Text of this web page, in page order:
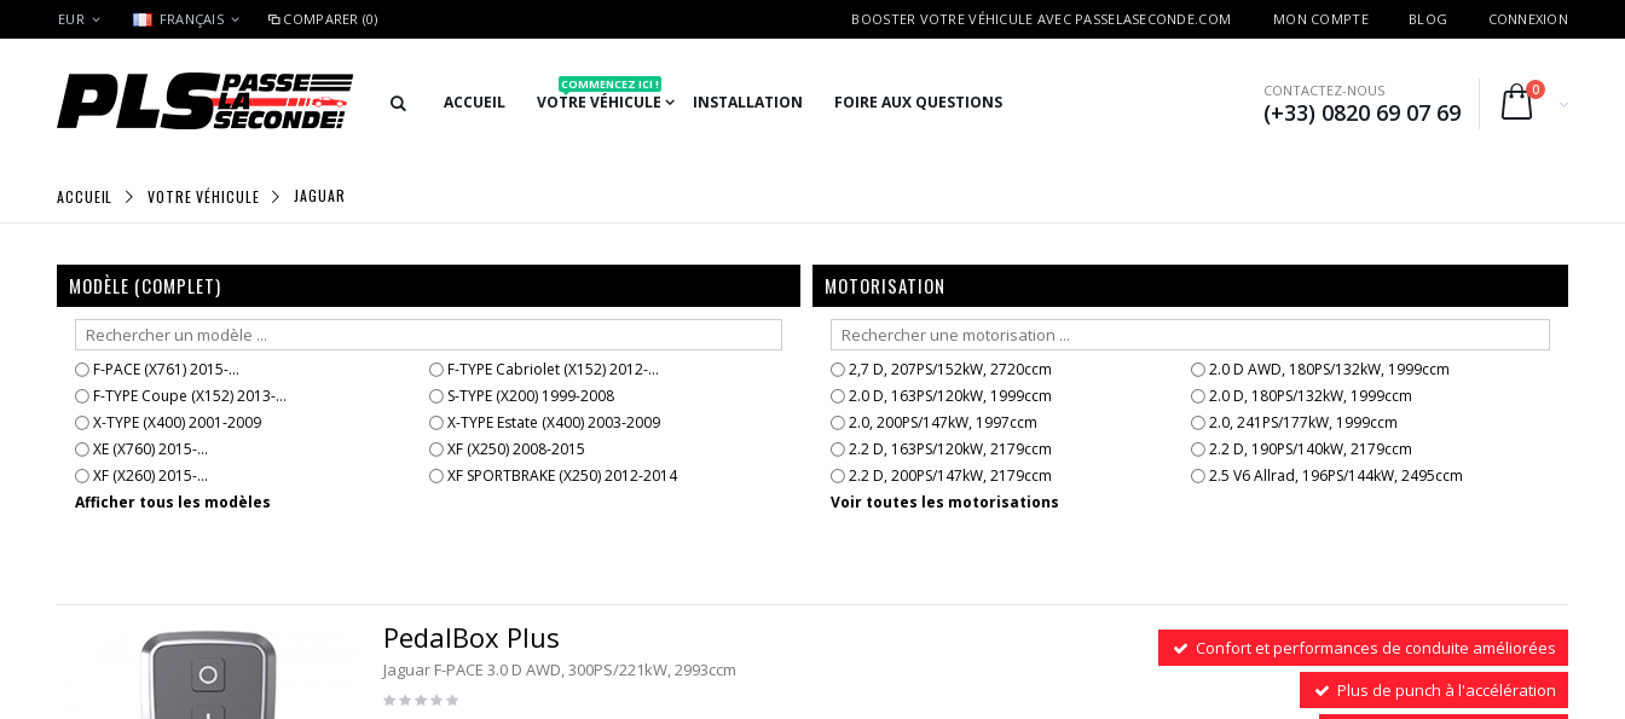
EUR FRANÇAIS COMPARER (0) MON COMPTE BLOG CONNEXION
BOOSTER VOTRE VÉHICULE AVEC PASSELASECONDE.COM
CONTACTEZ-NOUS
(+33) 0820 69 07 69
0
ACCUEIL VOTRE VÉHICULE
COMMENCEZ ICI !
INSTALLATION FOIRE AUX QUESTIONS
ACCUEIL VOTRE VÉHICULE JAGUAR
MODÈLE (COMPLET)
F-PACE (X761) 2015-...
F-TYPE Cabriolet (X152) 2012-...
F-TYPE Coupe (X152) 2013-...
S-TYPE (X200) 1999-2008
X-TYPE (X400) 2001-2009
X-TYPE Estate (X400) 2003-2009
XE (X760) 2015-...
XF (X250) 2008-2015
XF (X260) 2015-...
XF SPORTBRAKE (X250) 2012-2014
Afficher tous les modèles
MOTORISATION
2,7 D, 207PS/152kW, 2720ccm
2.0 D AWD, 180PS/132kW, 1999ccm
2.0 D, 163PS/120kW, 1999ccm
2.0 D, 180PS/132kW, 1999ccm
2.0, 200PS/147kW, 1997ccm
2.0, 241PS/177kW, 1999ccm
2.2 D, 163PS/120kW, 2179ccm
2.2 D, 190PS/140kW, 2179ccm
2.2 D, 200PS/147kW, 2179ccm
2.5 V6 Allrad, 196PS/144kW, 2495ccm
Voir toutes les motorisations
PedalBox Plus
Jaguar F-PACE 3.0 D AWD, 300PS/221kW, 2993ccm
Confort et performances de conduite améliorées
Plus de punch à l'accélération